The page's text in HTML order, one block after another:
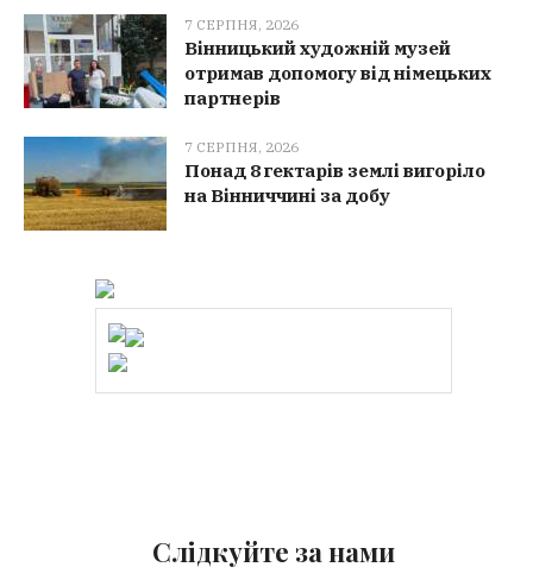
7 СЕРПНЯ, 2026
Вінницький художній музей
отримав допомогу від німецьких
партнерів
7 СЕРПНЯ, 2026
Понад 8 гектарів землі вигоріло
на Вінниччині за добу
Слідкуйте за нами